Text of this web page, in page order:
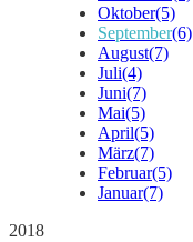
Oktober(5)
September(6)
August(7)
Juli(4)
Juni(7)
Mai(5)
April(5)
März(7)
Februar(5)
Januar(7)
2018